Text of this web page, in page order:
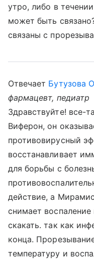
утро, либо в
может быть
связаны с
Отвечает Бутузова
фармацевт, педиатр
Здравствуйте! все-
Виферон, он
противовирусный
восстанавливает
для борьбы с
действие, а
снимает
скакать. так как
конца.
температуру и